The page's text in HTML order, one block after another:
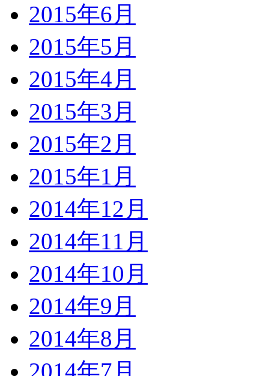
2015年6月
2015年5月
2015年4月
2015年3月
2015年2月
2015年1月
2014年12月
2014年11月
2014年10月
2014年9月
2014年8月
2014年7月